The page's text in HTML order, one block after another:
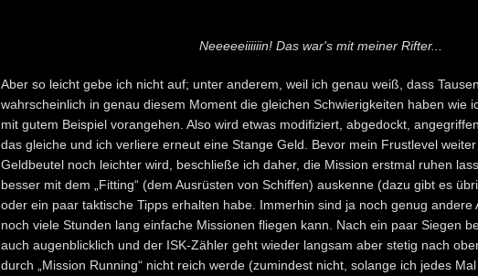
Neeeeeiiiiiin! Das war's mit meiner Rifter...
Aber so leicht gebe ich nicht auf; unter anderem, weil ich genau weiß, dass
wahrscheinlich in genau diesem Moment die gleichen Schwierigkeiten haben wie
mit gutem Beispiel vorangehen. Also wird etwas modifiziert, abgedockt,
das gleiche und ich verliere erneut eine Stange Geld. Bevor mein Frustlevel
Geldbeutel noch leichter wird, beschließe ich daher, die Mission erstmal ruhen
besser mit dem „Fitting“ (dem Ausrüsten von Schiffen) auskenne (dazu gibt es
oder ein paar taktische Tipps erhalten habe. Immerhin sind ja noch genug andere
noch viele Stunden lang einfache Missionen fliegen kann. Nach ein paar Siegen
auch augenblicklich und der ISK-Zähler geht wieder langsam aber stetig nach
durch „Mission Running“ nicht reich werde (zumindest nicht, solange ich jedes